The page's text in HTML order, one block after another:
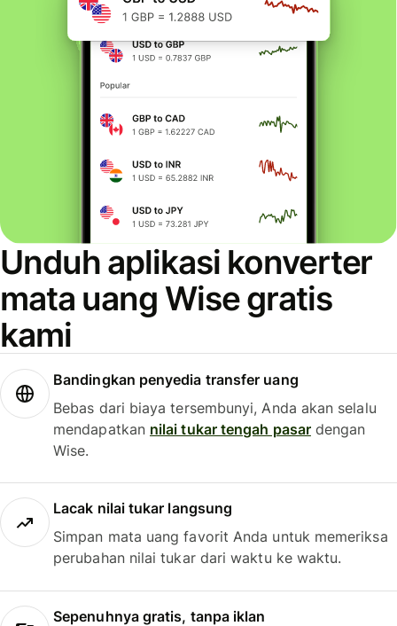
Unduh aplikasi konverter
mata uang Wise gratis
kami
Bandingkan penyedia transfer uang
Bebas dari biaya tersembunyi, Anda akan selalu
mendapatkan nilai tukar tengah pasardengan
Wise.
Lacak nilai tukar langsung
Simpan mata uang favorit Anda untuk memeriksa
perubahan nilai tukar dari waktu ke waktu.
Sepenuhnya gratis, tanpa iklan